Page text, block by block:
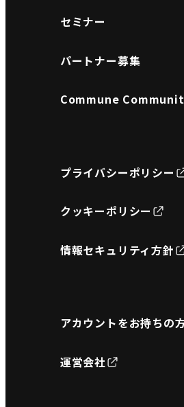
セミナー
パートナー募集
Commune
プライバシーポリシー
クッキーポリシー
情報セキュリティ方針
アカウントをお持ちの
運営会社